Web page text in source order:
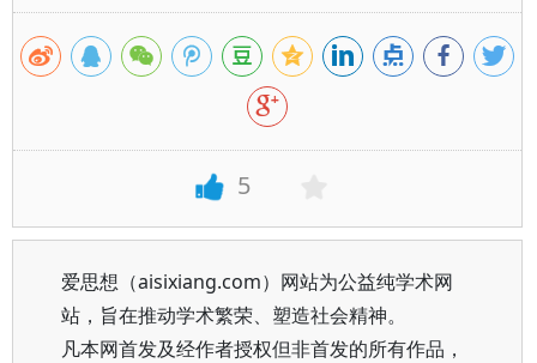
5
爱思想（aisixiang.com）网站为公益纯学术网
站，旨在推动学术繁荣、塑造社会精神。
凡本网首发及经作者授权但非首发的所有作品，